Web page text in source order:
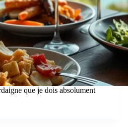
que je dois absolument